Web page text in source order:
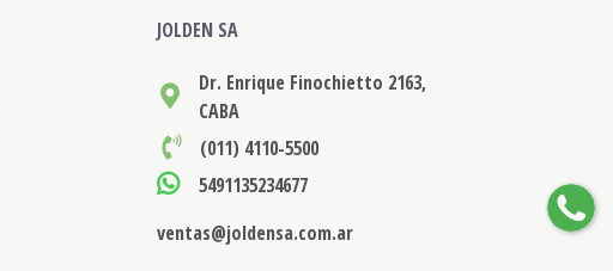
JOLDEN SA
Dr. Enrique Finochietto 2163,
CABA
(011) 4110-5500
5491135234677
ventas@joldensa.com.ar